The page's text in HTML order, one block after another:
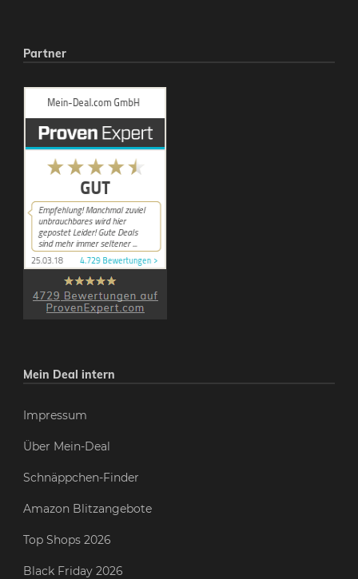
Partner
Mein Deal intern
Impressum
Über Mein-Deal
Schnäppchen-Finder
Amazon Blitzangebote
Top Shops 2026
Black Friday 2026